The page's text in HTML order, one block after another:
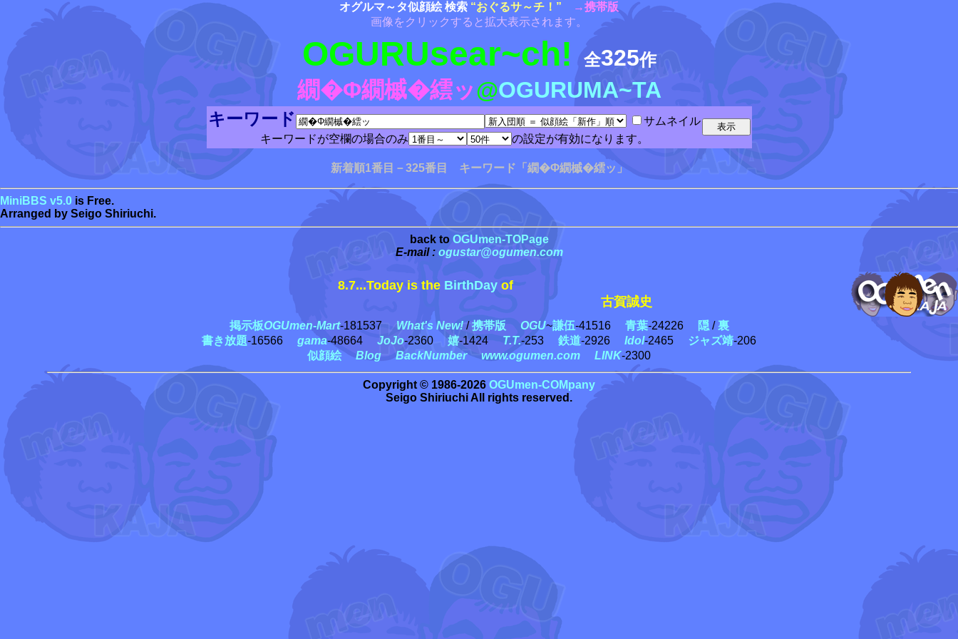
オグルマ～タ似顔絵 検索 “おぐるサ～チ！”
→携帯版
画像をクリックすると拡大表示されます。
OGURUsear~ch! 全325作
繝�Φ繝槭�繧ッ@OGURUMA~TA
キーワード
サムネイル
キーワードが空欄の場合のみ
の設定が有効になります。
新着順1番目－325番目 キーワード「繝�Φ繝槭�繧ッ」
MiniBBS v5.0 is Free.
Arranged by Seigo Shiriuchi.
back to OGUmen-TOPage
E-mail : ogustar@ogumen.com
8.7...Today is the BirthDay of
古賀誠史
掲示板OGUmen-Mart-181537 What's New!/携帯版 OGU~謙伍-41516 青葉-24226 隠/ 裏
書き放題-16566 gama-48664 JoJo-2360嬉-1424 T.T.-253 鉄道-2926 Idol-2465 ジャズ靖-206
似顔絵
Blog BackNumber www.ogumen.com LINK-2300
Copyright © 1986-2026 OGUmen-COMpany
Seigo Shiriuchi All rights reserved.